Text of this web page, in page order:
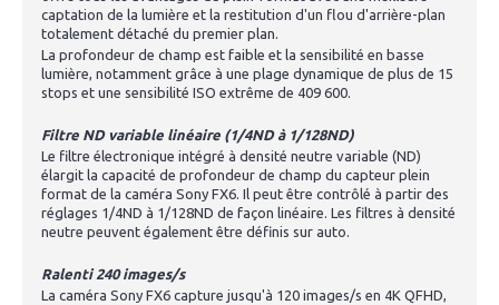
captation de la lumière et la restitution d'un flou d'arrière-plan
totalement détaché du premier plan.
La profondeur de champ est faible et la sensibilité en basse
lumière, notamment grâce à une plage dynamique de plus de 15
stops et une sensibilité ISO extrême de 409 600.
Filtre ND variable linéaire (1/4ND à 1/128ND)
Le filtre électronique intégré à densité neutre variable (ND)
élargit la capacité de profondeur de champ du capteur plein
format de la caméra Sony FX6. Il peut être contrôlé à partir des
réglages 1/4ND à 1/128ND de façon linéaire. Les filtres à densité
neutre peuvent également être définis sur auto.
Ralenti 240 images/s
La caméra Sony FX6 capture jusqu'à 120 images/s en 4K QFHD,